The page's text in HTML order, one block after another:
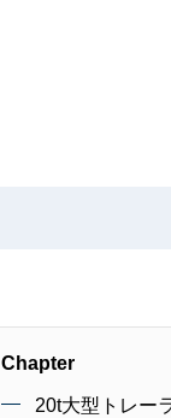
Chapter
20t大型トレー